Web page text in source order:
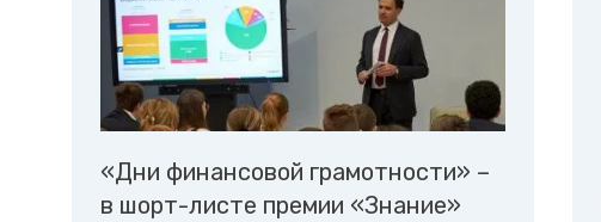
«Дни финансовой грамотности» –
в шорт-листе премии «Знание»